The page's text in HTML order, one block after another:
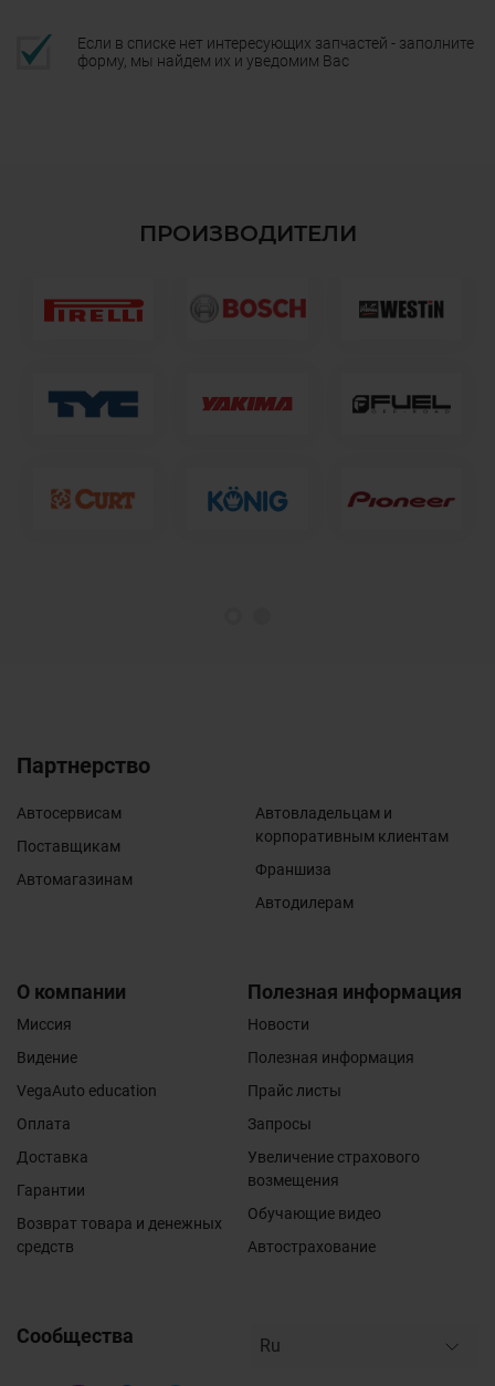
Если в списке нет интересующих запчастей - заполните
форму, мы найдем их и уведомим Вас
ПРОИЗВОДИТЕЛИ
Партнерство
Автосервисам
Поставщикам
Автомагазинам
Автовладельцам и
корпоративным клиентам
Франшиза
Автодилерам
О компании
Миссия
Видение
VegaAuto education
Оплата
Доставка
Гарантии
Возврат товара и денежных
средств
Полезная информация
Новости
Полезная информация
Прайс листы
Запросы
Увеличение страхового
возмещения
Обучающие видео
Автострахование
Сообщества